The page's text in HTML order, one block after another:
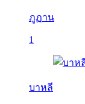
ภูฏาน
1
บาหลี